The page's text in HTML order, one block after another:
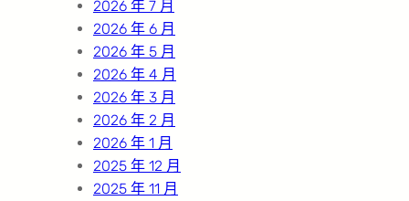
2026 年 7 月
2026 年 6 月
2026 年 5 月
2026 年 4 月
2026 年 3 月
2026 年 2 月
2026 年 1 月
2025 年 12 月
2025 年 11 月